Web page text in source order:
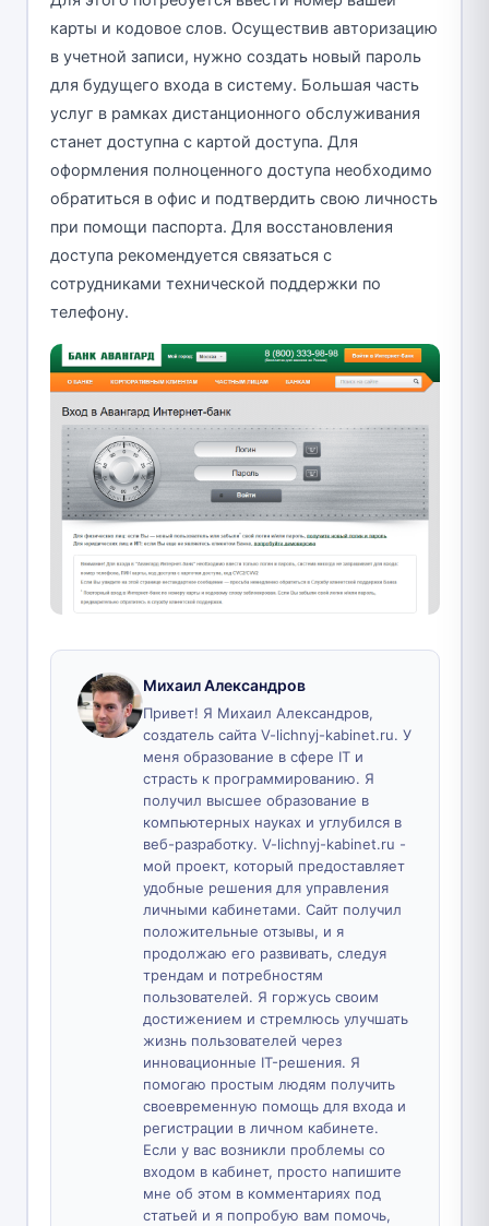
карты и кодовое слов. Осуществив авторизацию
в учетной записи, нужно создать новый пароль
для будущего входа в систему. Большая часть
услуг в рамках дистанционного обслуживания
станет доступна с картой доступа. Для
оформления полноценного доступа необходимо
обратиться в офис и подтвердить свою личность
при помощи паспорта. Для восстановления
доступа рекомендуется связаться с
сотрудниками технической поддержки по
телефону.
Михаил Александров
Привет! Я Михаил Александров,
создатель сайта V-lichnyj-kabinet.ru. У
меня образование в сфере IT и
страсть к программированию. Я
получил высшее образование в
компьютерных науках и углубился в
веб-разработку. V-lichnyj-kabinet.ru -
мой проект, который предоставляет
удобные решения для управления
личными кабинетами. Сайт получил
положительные отзывы, и я
продолжаю его развивать, следуя
трендам и потребностям
пользователей. Я горжусь своим
достижением и стремлюсь улучшать
жизнь пользователей через
инновационные IT-решения. Я
помогаю простым людям получить
своевременную помощь для входа и
регистрации в личном кабинете.
Если у вас возникли проблемы со
входом в кабинет, просто напишите
мне об этом в комментариях под
статьей и я попробую вам помочь,